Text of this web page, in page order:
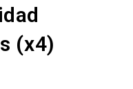
(x4)